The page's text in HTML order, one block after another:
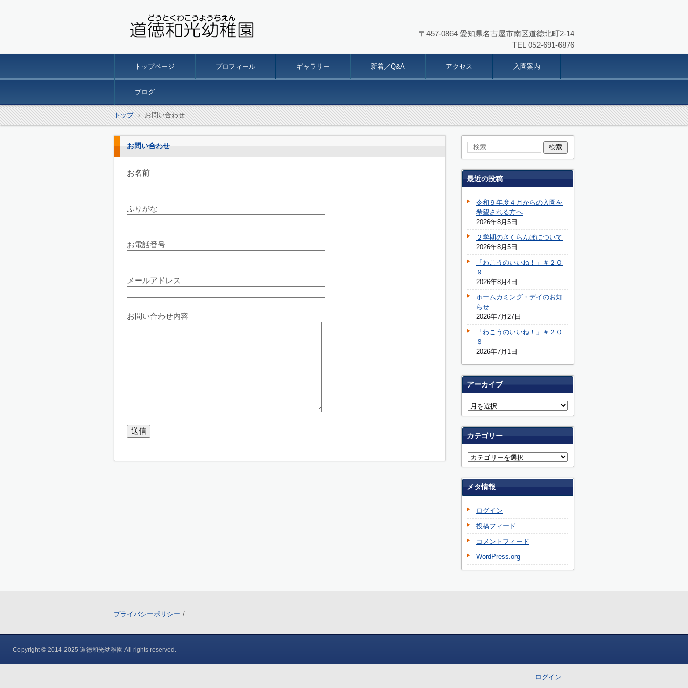
〒457-0864 愛知県名古屋市南区道徳北町2-14
TEL 052-691-6876
トップページ プロフィール ギャラリー 新着／Q&A アクセス 入園案内
ブログ
トップ › お問い合わせ
お問い合わせ
お名前
ふりがな
お電話番号
メールアドレス
お問い合わせ内容
最近の投稿
令和９年度４月からの入園を
希望される方へ
2026年8月5日
２学期のさくらんぼについて
2026年8月5日
「わこうのいいね！」＃２０
９
2026年8月4日
ホームカミング・デイのお知
らせ
2026年7月27日
「わこうのいいね！」＃２０
８
2026年7月1日
アーカイブ
カテゴリー
メタ情報
ログイン
投稿フィード
コメントフィード
WordPress.org
プライバシーポリシー
Copyright © 2014-2025 道徳和光幼稚園 All rights reserved.
ログイン